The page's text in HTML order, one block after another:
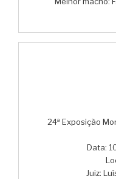
24ª Exposição
Data:
Juiz: